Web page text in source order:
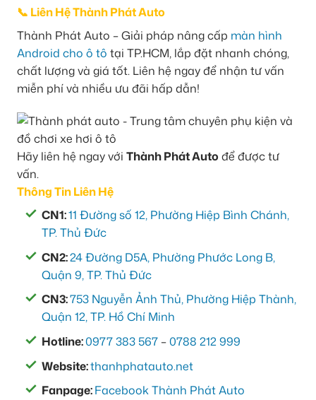
📞 Liên Hệ Thành Phát Auto
Thành Phát Auto – Giải pháp nâng cấp màn hình
Android cho ô tô tại TP.HCM, lắp đặt nhanh chóng,
chất lượng và giá tốt. Liên hệ ngay để nhận tư vấn
miễn phí và nhiều ưu đãi hấp dẫn!
Hãy liên hệ ngay với Thành Phát Auto để được tư
vấn.
Thông Tin Liên Hệ
CN1:11 Đường số 12, Phường Hiệp Bình Chánh,
TP. Thủ Đức
CN2:24 Đường D5A, Phường Phước Long B,
Quận 9, TP. Thủ Đức
CN3:753 Nguyễn Ảnh Thủ, Phường Hiệp Thành,
Quận 12, TP. Hồ Chí Minh
Hotline:0977 383 567 –0788 212 999
Website:thanhphatauto.net
Fanpage:Facebook Thành Phát Auto